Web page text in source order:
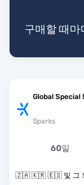
구매할 때마
Global Special
Sparks
60일
🇿🇦 🇰🇷 🇪🇸